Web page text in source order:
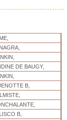
DE BAUGY,
B,
B,